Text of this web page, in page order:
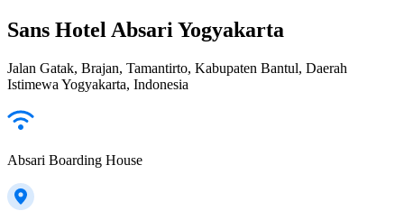
Sans Hotel Absari Yogyakarta
Jalan Gatak, Brajan, Tamantirto, Kabupaten Bantul, Daerah
Istimewa Yogyakarta, Indonesia
Absari Boarding House